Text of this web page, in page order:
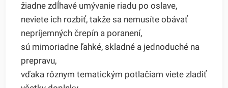
žiadne zdĺhavé umývanie riadu po oslave,
neviete ich rozbiť, takže sa nemusíte obávať
nepríjemných črepín a poranení,
sú mimoriadne ľahké, skladné a jednoduché na
prepravu,
vďaka rôznym tematickým potlačiam viete zladiť